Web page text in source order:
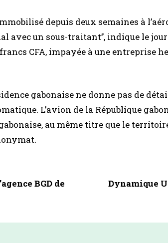
depuis deux semaines à
avec un sous-traitant’’, indique le
CFA, impayée à une entreprise
gabonaise ne donne pas de
L’avion de la République
au même titre que le
BGD de
Dynamique